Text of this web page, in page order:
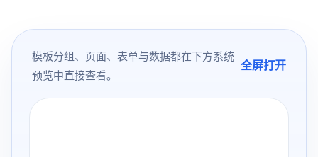
模板分组、页面、表单与数据都在下方系统
预览中直接查看。
全屏打开